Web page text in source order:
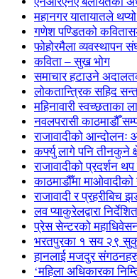
महानगर यातायातले
गणेश पण्डितको
फोहोरमैला व्यवस्थापन
कविता – सुख भोग
समाचार हटाउने
लोकतान्त्रिक सहिद
महिनावारी स्वच्छताका
नवलपरासी काठमाडौँ
राजावादीको आन्दोलनः
कर्फ्यु लागे पनि तीनकुने
राजावादीको प्रदर्शन
काठमाडौँमा
राजावादी र प्रहरीबिच
लव प्याकुरेलद्वारा
प्रेस सेन्टरको
भरतपुरका १ सय २९
हानलाई मजदुर
‘महिला अधिकारका